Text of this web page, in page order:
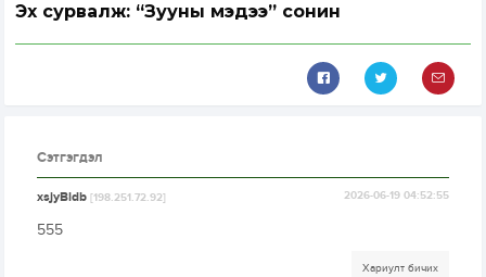
Эх сурвалж: “Зууны мэдээ” сонин
Сэтгэгдэл
xsjyBldb[198.251.72.92] 2026-06-19 04:52:55
555
Хариулт бичих